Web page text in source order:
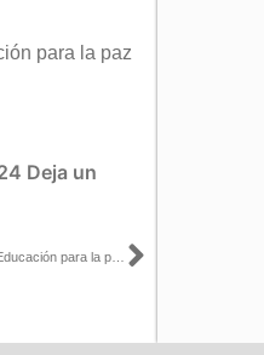
para la paz
Deja un
Siguiente